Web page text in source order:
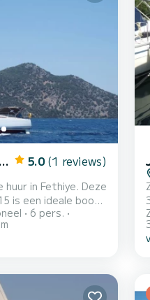
Jeanneau Sun Odyssey 349 5.0 (1 reviews)
in Fethiye. Deze
is een ideale boot
of vrienden. De
comfort en
Met een
de wateren van
6 pers.